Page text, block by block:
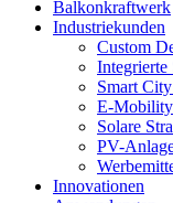
Balkonkraftwerk
Industriekunden
Custom
Integrierte
Smart
E-Mobility
Solare
PV-
Innovationen